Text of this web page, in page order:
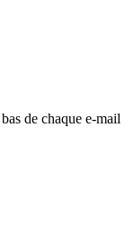
de chaque e-mail